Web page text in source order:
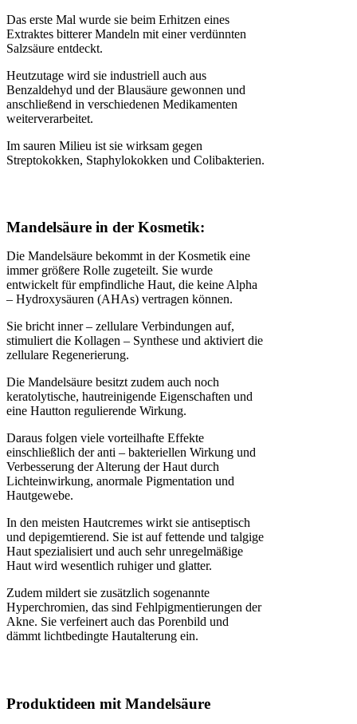
Das erste Mal wurde sie beim Erhitzen eines
Extraktes bitterer Mandeln mit einer verdünnten
Salzsäure entdeckt.
Heutzutage wird sie industriell auch aus
Benzaldehyd und der Blausäure gewonnen und
anschließend in verschiedenen Medikamenten
weiterverarbeitet.
Im sauren Milieu ist sie wirksam gegen
Streptokokken, Staphylokokken und Colibakterien.
Mandelsäure in der Kosmetik:
Die Mandelsäure bekommt in der Kosmetik eine
immer größere Rolle zugeteilt. Sie wurde
entwickelt für empfindliche Haut, die keine Alpha
– Hydroxysäuren (AHAs) vertragen können.
Sie bricht inner – zellulare Verbindungen auf,
stimuliert die Kollagen – Synthese und aktiviert die
zellulare Regenerierung.
Die Mandelsäure besitzt zudem auch noch
keratolytische, hautreinigende Eigenschaften und
eine Hautton regulierende Wirkung.
Daraus folgen viele vorteilhafte Effekte
einschließlich der anti – bakteriellen Wirkung und
Verbesserung der Alterung der Haut durch
Lichteinwirkung, anormale Pigmentation und
Hautgewebe.
In den meisten Hautcremes wirkt sie antiseptisch
und depigemtierend. Sie ist auf fettende und talgige
Haut spezialisiert und auch sehr unregelmäßige
Haut wird wesentlich ruhiger und glatter.
Zudem mildert sie zusätzlich sogenannte
Hyperchromien, das sind Fehlpigmentierungen der
Akne. Sie verfeinert auch das Porenbild und
dämmt lichtbedingte Hautalterung ein.
Produktideen mit Mandelsäure